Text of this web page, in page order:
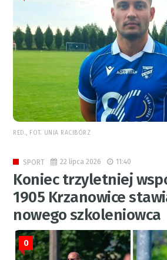
RED., FOT. UNIA RACIBÓRZ
SPORT 22 lipca 2026 11:40
Koniec trzyletniej
1905 Krzanowice
nowego szkoleniowca
0